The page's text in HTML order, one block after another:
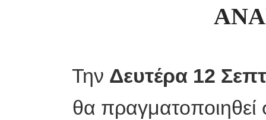
Την Δευτέρα 12
θα πραγματοποιηθεί